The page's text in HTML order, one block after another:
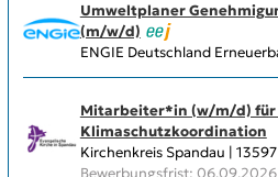
Umweltplaner
(m/w/d)
ENGIE Deutschland
Mitarbeiter*in (w/m/d) für
Klimaschutzkoordination
Kirchenkreis Spandau |
Bewerbungsfrist: 06.09.2026